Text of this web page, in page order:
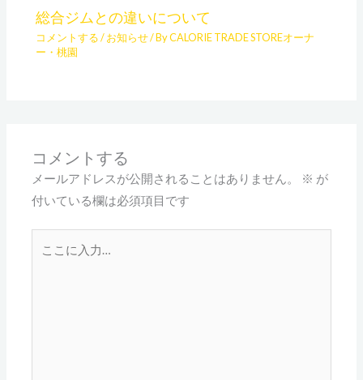
総合ジムとの違いについて
コメントする /お知らせ/ ByCALORIE TRADE STOREオーナ
ー・桃園
コメントする
メールアドレスが公開されることはありません。 ※ が
付いている欄は必須項目です